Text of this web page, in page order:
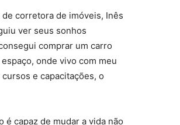
de corretora de imóveis, Inês
ver seus sonhos
comprar um carro
onde vivo com meu
e capacitações, o
capaz de mudar a vida não